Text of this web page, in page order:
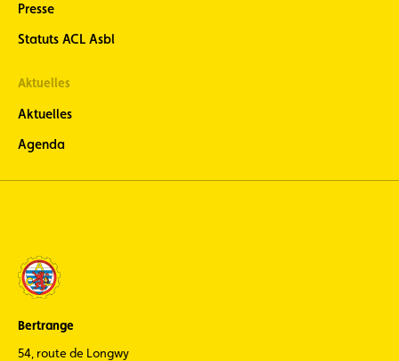
Presse
Statuts ACL Asbl
Aktuelles
Aktuelles
Agenda
Bertrange
54, route de Longwy